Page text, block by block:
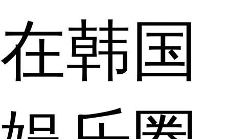
在韩国